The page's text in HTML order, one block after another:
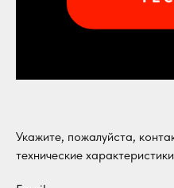
Укажите, пожалуйста,
технические